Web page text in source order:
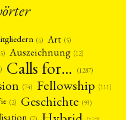
(4) Art (5)
Auszeichnung (12)
Calls for… (1287)
(74) Fellowship (111)
(2) Geschichte (93)